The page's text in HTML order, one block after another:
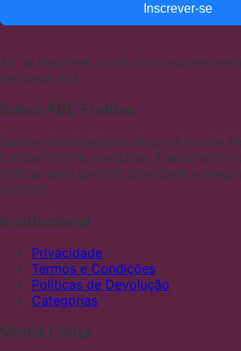
Inscrever-se
Ao se inscrever, você concorda em
de nossa loja.
Sobre ABC Fraldas
Somos distribuidores de produtos de
fraldas infantis e adultas. Trabalhamos
marcas para garantir qualidade e
clientes
Institucional
Privacidade
Termos e Condições
Políticas de Devolução
Categorias
Minha Conta